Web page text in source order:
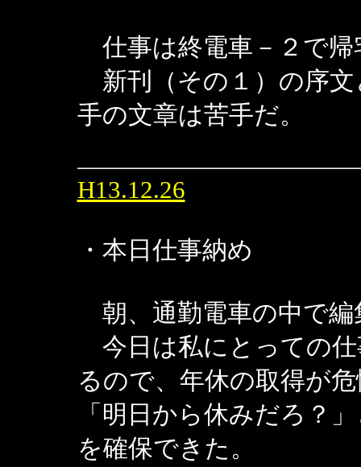
仕事は終電車－２で帰
新刊（その１）の序
手の文章は苦手だ。
H13.12.26
・本日仕事納め
朝、通勤電車の中で編
今日は私にとっての
るので、年休の取得が
「明日から休みだろ？
を確保できた。